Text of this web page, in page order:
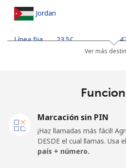
Jordan
Línea fija ⁦23.5¢⁩
Ver más
Marcación sin PIN
¡Haz llamadas más fácil!
DESDE el cual llamas. Usa
país + número.